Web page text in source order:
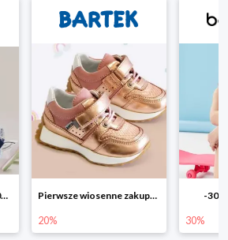
Pierwsze wiosenne zakupy -20% -30% na wszystko!!
30%
-40%
40%